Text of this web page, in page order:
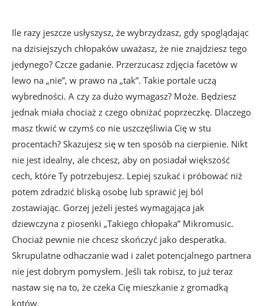
Ile razy jeszcze usłyszysz, że wybrzydzasz, gdy spoglądając
na dzisiejszych chłopaków uważasz, że nie znajdziesz tego
jedynego? Czcze gadanie. Przerzucasz zdjęcia facetów w
lewo na „nie”, w prawo na „tak”. Takie portale uczą
wybredności. A czy za dużo wymagasz? Może. Będziesz
jednak miała chociaż z czego obniżać poprzeczkę. Dlaczego
masz tkwić w czymś co nie uszczęśliwia Cię w stu
procentach? Skazujesz się w ten sposób na cierpienie. Nikt
nie jest idealny, ale chcesz, aby on posiadał większość
cech, które Ty potrzebujesz. Lepiej szukać i próbować niż
potem zdradzić bliską osobę lub sprawić jej ból
zostawiając. Gorzej jeżeli jesteś wymagająca jak
dziewczyna z piosenki „Takiego chłopaka” Mikromusic.
Chociaż pewnie nie chcesz skończyć jako desperatka.
Skrupulatne odhaczanie wad i zalet potencjalnego partnera
nie jest dobrym pomysłem. Jeśli tak robisz, to już teraz
nastaw się na to, że czeka Cię mieszkanie z gromadką
kotów.